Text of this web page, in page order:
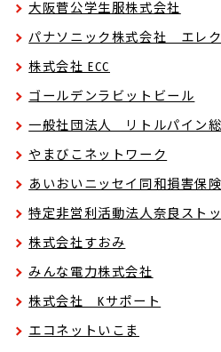
大阪菅公学生服株式会社
パナソニック株式会社 エレ
株式会社 ECC
ゴールデンラビットビール
一般社団法人 リトルパイン
やまびこネットワーク
あいおいニッセイ同和損害保
特定非営利活動法人奈良スト
株式会社すおみ
みんな電力株式会社
株式会社 Kサポート
エコネットいこま